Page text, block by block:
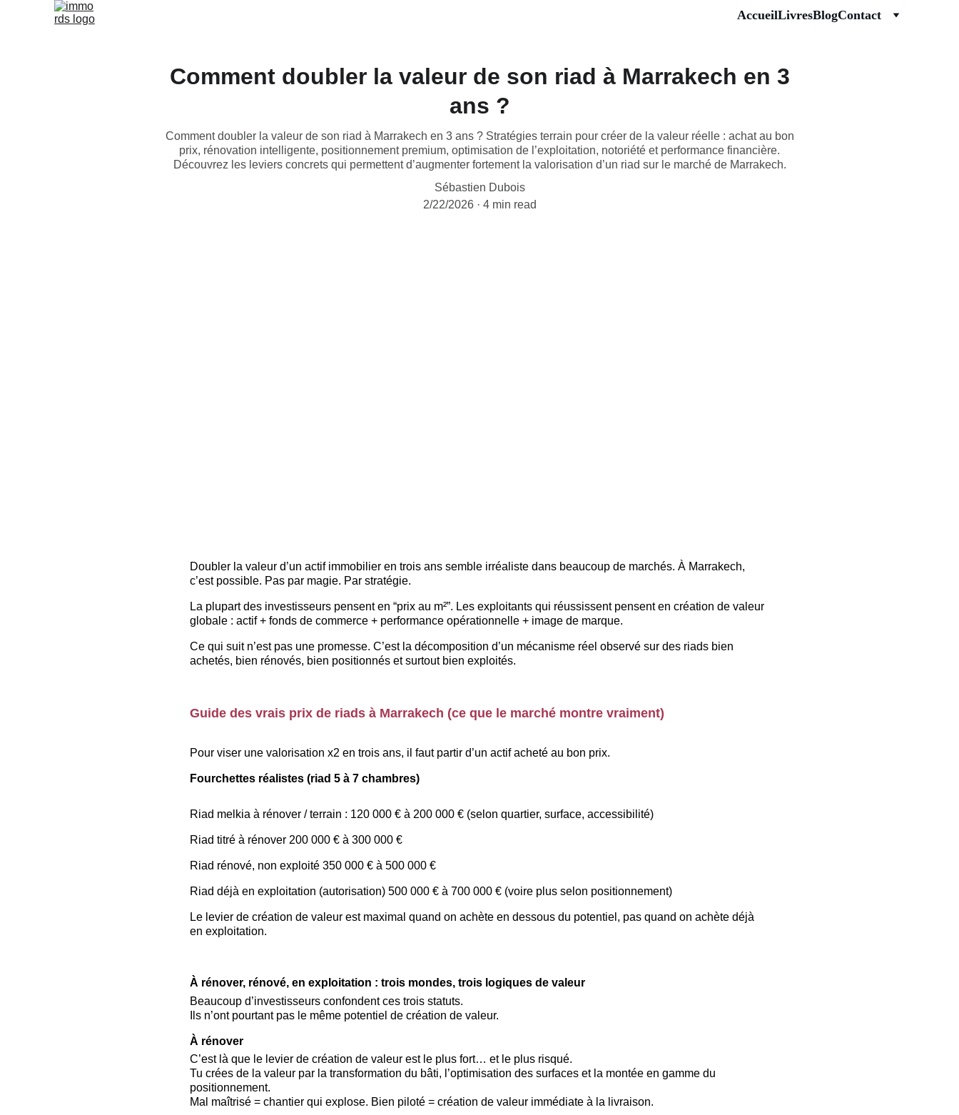
AccueilLivresBlogContact
Comment doubler la valeur de son riad à Marrakech en 3
ans ?
Comment doubler la valeur de son riad à Marrakech en 3 ans ? Stratégies terrain pour créer de la valeur réelle : achat au bon
prix, rénovation intelligente, positionnement premium, optimisation de l’exploitation, notoriété et performance financière.
Découvrez les leviers concrets qui permettent d’augmenter fortement la valorisation d’un riad sur le marché de Marrakech.
Sébastien Dubois
2/22/2026
4 min read
Doubler la valeur d’un actif immobilier en trois ans semble irréaliste dans beaucoup de marchés. À Marrakech,
c’est possible. Pas par magie. Par stratégie.
La plupart des investisseurs pensent en “prix au m²”. Les exploitants qui réussissent pensent en création de valeur
globale : actif + fonds de commerce + performance opérationnelle + image de marque.
Ce qui suit n’est pas une promesse. C’est la décomposition d’un mécanisme réel observé sur des riads bien
achetés, bien rénovés, bien positionnés et surtout bien exploités.
Guide des vrais prix de riads à Marrakech (ce que le marché montre vraiment)
Pour viser une valorisation x2 en trois ans, il faut partir d’un actif acheté au bon prix.
Fourchettes réalistes (riad 5 à 7 chambres)
Riad melkia à rénover / terrain : 120 000 € à 200 000 € (selon quartier, surface, accessibilité)
Riad titré à rénover 200 000 € à 300 000 €
Riad rénové, non exploité 350 000 € à 500 000 €
Riad déjà en exploitation (autorisation) 500 000 € à 700 000 € (voire plus selon positionnement)
Le levier de création de valeur est maximal quand on achète en dessous du potentiel, pas quand on achète déjà
en exploitation.
À rénover, rénové, en exploitation : trois mondes, trois logiques de valeur
Beaucoup d’investisseurs confondent ces trois statuts.
Ils n’ont pourtant pas le même potentiel de création de valeur.
À rénover
C’est là que le levier de création de valeur est le plus fort… et le plus risqué.
Tu crées de la valeur par la transformation du bâti, l’optimisation des surfaces et la montée en gamme du
positionnement.
Mal maîtrisé = chantier qui explose. Bien piloté = création de valeur immédiate à la livraison.